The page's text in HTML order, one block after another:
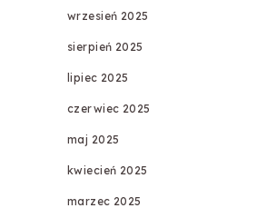
wrzesień 2025
sierpień 2025
lipiec 2025
czerwiec 2025
maj 2025
kwiecień 2025
marzec 2025